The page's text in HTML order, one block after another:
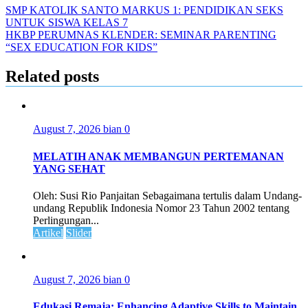
SMP KATOLIK SANTO MARKUS 1: PENDIDIKAN SEKS
UNTUK SISWA KELAS 7
HKBP PERUMNAS KLENDER: SEMINAR PARENTING
“SEX EDUCATION FOR KIDS”
Related posts
August 7, 2026 bian 0
MELATIH ANAK MEMBANGUN PERTEMANAN
YANG SEHAT
Oleh: Susi Rio Panjaitan Sebagaimana tertulis dalam Undang-
undang Republik Indonesia Nomor 23 Tahun 2002 tentang
Perlingungan...
Artikel Slider
August 7, 2026 bian 0